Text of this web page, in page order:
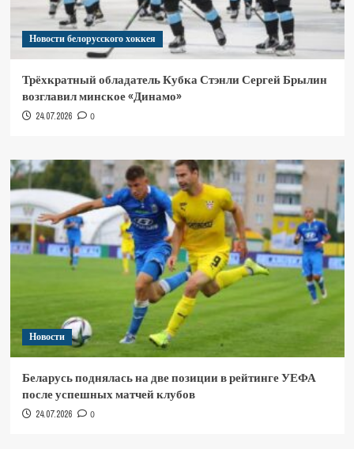
Новости белорусского хоккея
Трёхкратный обладатель Кубка Стэнли Сергей Брылин
возглавил минское «Динамо»
24.07.2026 0
Новости
Беларусь поднялась на две позиции в рейтинге УЕФА
после успешных матчей клубов
24.07.2026 0